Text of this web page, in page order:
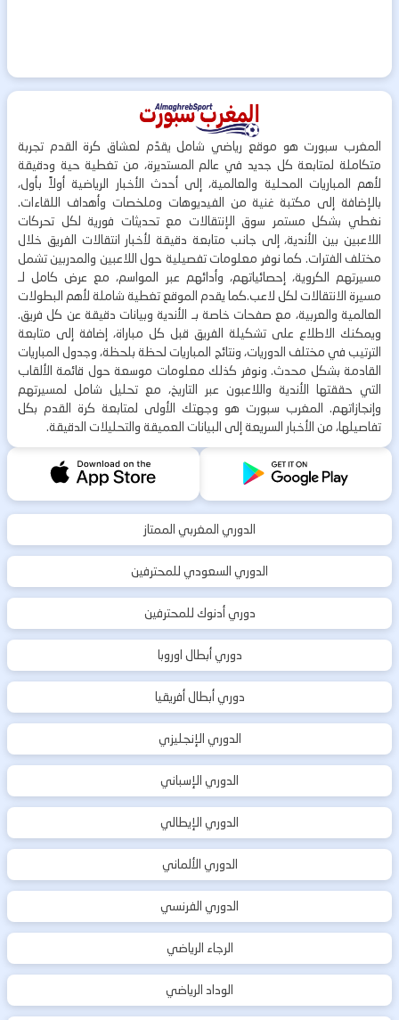
المغرب سبورت هو موقع رياضي شامل يقدّم لعشاق كرة القدم تجربة
متكاملة لمتابعة كل جديد في عالم المستديرة، من تغطية حية ودقيقة
لأهم المباريات المحلية والعالمية، إلى أحدث الأخبار الرياضية أولاً بأول،
بالإضافة إلى مكتبة غنية من الفيديوهات وملخصات وأهداف اللقاءات.
نغطي بشكل مستمر سوق الإنتقالات مع تحديثات فورية لكل تحركات
اللاعبين بين الأندية، إلى جانب متابعة دقيقة لأخبار انتقالات الفريق خلال
مختلف الفترات. كما نوفر معلومات تفصيلية حول اللاعبين والمدربين تشمل
مسيرتهم الكروية، إحصائياتهم، وأدائهم عبر المواسم، مع عرض كامل لـ
مسيرة الانتقالات لكل لاعب.كما يقدم الموقع تغطية شاملة لأهم البطولات
العالمية والعربية، مع صفحات خاصة بـ الأندية وبيانات دقيقة عن كل فريق.
ويمكنك الاطلاع على تشكيلة الفريق قبل كل مباراة، إضافة إلى متابعة
الترتيب في مختلف الدوريات، ونتائج المباريات لحظة بلحظة، وجدول المباريات
القادمة بشكل محدث. ونوفر كذلك معلومات موسعة حول قائمة الألقاب
التي حققتها الأندية واللاعبون عبر التاريخ، مع تحليل شامل لمسيرتهم
وإنجازاتهم. المغرب سبورت هو وجهتك الأولى لمتابعة كرة القدم بكل
تفاصيلها، من الأخبار السريعة إلى البيانات العميقة والتحليلات الدقيقة.
الدوري المغربي الممتاز
الدوري السعودي للمحترفين
دوري أدنوك للمحترفين
دوري أبطال اوروبا
دوري أبطال أفريقيا
الدوري الإنجليزي
الدوري الإسباني
الدوري الإيطالي
الدوري الألماني
الدوري الفرنسي
الرجاء الرياضي
الوداد الرياضي